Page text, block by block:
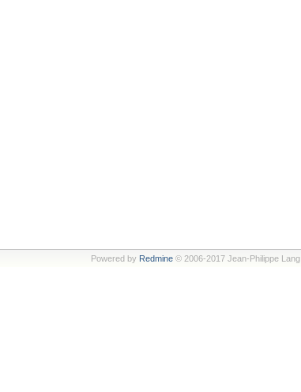
Powered by Redmine© 2006-2017 Jean-Philippe Lang